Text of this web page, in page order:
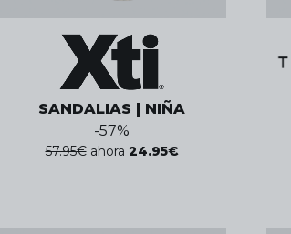
SANDALIAS | NIÑA
-57%
57.95€ ahora 24.95€